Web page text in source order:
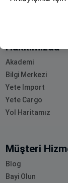
Hakkımızda
Akademi
Bilgi Merkezi
Yete Import
Yete Cargo
Yol Haritamız
Müşteri
Blog
Bayi Olun